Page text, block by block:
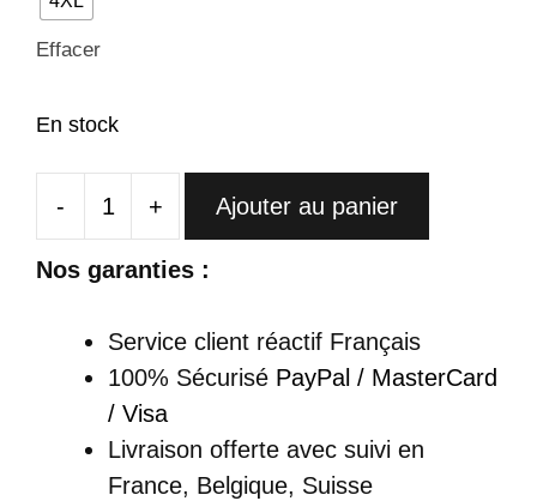
Effacer
En stock
-
quantité
de
Velours
Noir
Broderies
Dorées
+ Ajouter au panier
Nos garanties :
Service client réactif Français
100% Sécurisé PayPal / MasterCard
/ Visa
Livraison offerte avec suivi en
France, Belgique, Suisse